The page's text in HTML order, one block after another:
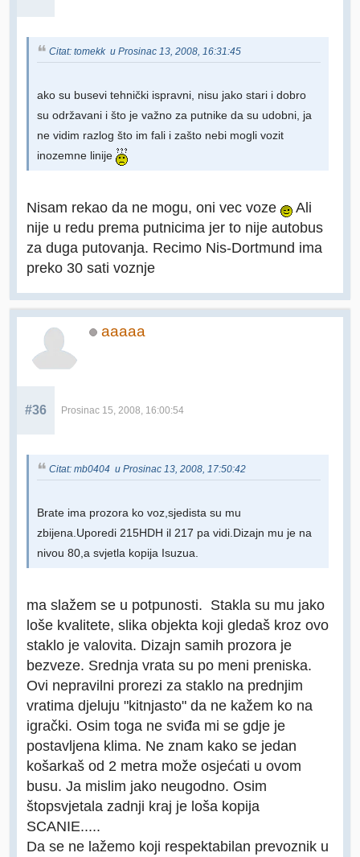
Citat: tomekk u Prosinac 13, 2008, 16:31:45
ako su busevi tehnički ispravni, nisu jako stari i dobro
su održavani i što je važno za putnike da su udobni, ja
ne vidim razlog što im fali i zašto nebi mogli vozit
inozemne linije
Nisam rekao da ne mogu, oni vec voze
Ali
nije u redu prema putnicima jer to nije autobus
za duga putovanja. Recimo Nis-Dortmund ima
preko 30 sati voznje
aaaaa
#36 Prosinac 15, 2008, 16:00:54
Citat: mb0404 u Prosinac 13, 2008, 17:50:42
Brate ima prozora ko voz,sjedista su mu
zbijena.Uporedi 215HDH il 217 pa vidi.Dizajn mu je na
nivou 80,a svjetla kopija Isuzua.
ma slažem se u potpunosti. Stakla su mu jako
loše kvalitete, slika objekta koji gledaš kroz ovo
staklo je valovita. Dizajn samih prozora je
bezveze. Srednja vrata su po meni preniska.
Ovi nepravilni prorezi za staklo na prednjim
vratima djeluju "kitnjasto" da ne kažem ko na
igrački. Osim toga ne sviđa mi se gdje je
postavljena klima. Ne znam kako se jedan
košarkaš od 2 metra može osjećati u ovom
busu. Ja mislim jako neugodno. Osim
štopsvjetala zadnji kraj je loša kopija
SCANIE.....
Da se ne lažemo koji respektabilan prevoznik u